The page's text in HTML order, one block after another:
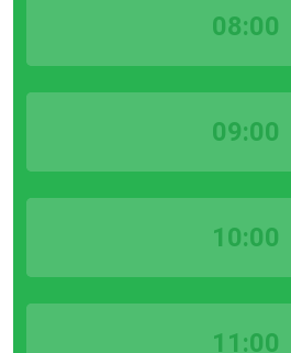
08:00
09:00
10:00
11:00